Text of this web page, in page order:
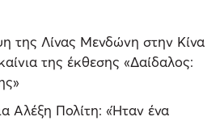
της Λίνας Μενδώνη στην Κίνα
της έκθεσης «Δαίδαλος:
Αλέξη Πολίτη: «Ήταν ένα